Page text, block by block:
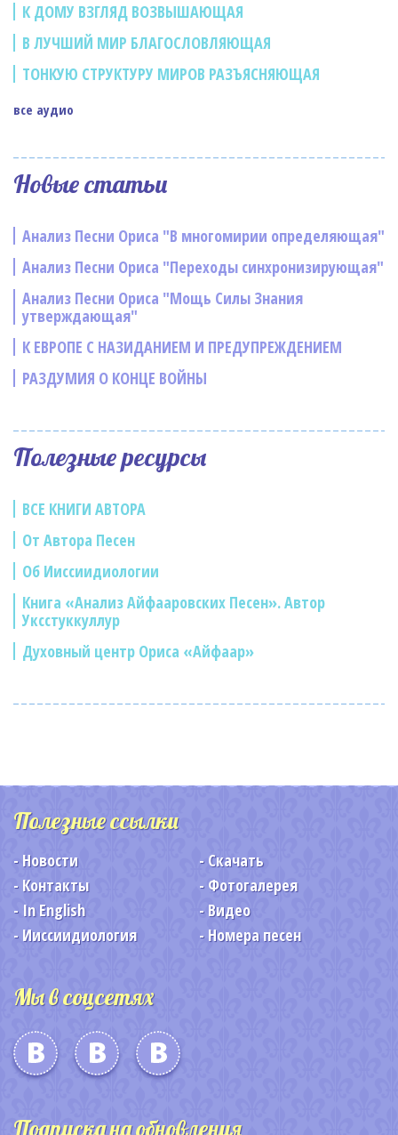
К ДОМУ ВЗГЛЯД ВОЗВЫШАЮЩАЯ
В ЛУЧШИЙ МИР БЛАГОСЛОВЛЯЮЩАЯ
ТОНКУЮ СТРУКТУРУ МИРОВ РАЗЪЯСНЯЮЩАЯ
все аудио
Новые статьи
Анализ Песни Ориса "В многомирии определяющая"
Анализ Песни Ориса "Переходы синхронизирующая"
Анализ Песни Ориса "Мощь Силы Знания
утверждающая"
К ЕВРОПЕ С НАЗИДАНИЕМ И ПРЕДУПРЕЖДЕНИЕМ
РАЗДУМИЯ О КОНЦЕ ВОЙНЫ
Полезные ресурсы
ВСЕ КНИГИ АВТОРА
От Автора Песен
Об Ииссиидиологии
Книга «Анализ Айфааровских Песен». Автор
Уксстуккуллур
Духовный центр Ориса «Айфаар»
Полезные ссылки
Новости
Скачать
Контакты
Фотогалерея
In English
Видео
Ииссиидиология
Номера песен
Мы в соцсетях
Подписка на обновления